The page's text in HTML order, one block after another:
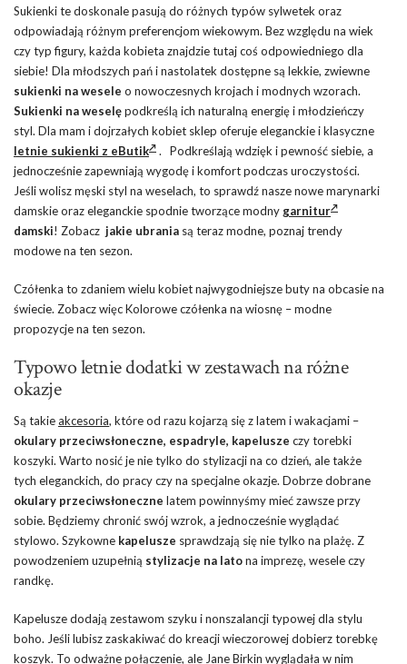
Sukienki te doskonale pasują do różnych typów sylwetek oraz
odpowiadają różnym preferencjom wiekowym. Bez względu na wiek
czy typ figury, każda kobieta znajdzie tutaj coś odpowiedniego dla
siebie! Dla młodszych pań i nastolatek dostępne są lekkie, zwiewne
sukienki na wesele o nowoczesnych krojach i modnych wzorach.
Sukienki na weselępodkreślą ich naturalną energię i młodzieńczy
styl. Dla mam i dojrzałych kobiet sklep oferuje eleganckie i klasyczne
letnie sukienki z eButik
.
Podkreślają wdzięk i pewność siebie, a
jednocześnie zapewniają wygodę i komfort podczas uroczystości.
Jeśli wolisz męski styl na weselach, to sprawdź nasze nowe marynarki
damskie oraz eleganckie spodnie tworzące modny garnitur
damski! Zobacz jakie ubrania są teraz modne, poznaj trendy
modowe na ten sezon.
Czółenka to zdaniem wielu kobiet najwygodniejsze buty na obcasie na
świecie. Zobacz więc Kolorowe czółenka na wiosnę – modne
propozycje na ten sezon.
Typowo letnie dodatki w zestawach na różne
okazje
Są takieakcesoria, które od razu kojarzą się z latem i wakacjami –
okulary przeciwsłoneczne, espadryle, kapelusze czy torebki
koszyki. Warto nosić je nie tylko do stylizacji na co dzień, ale także
tych eleganckich, do pracy czy na specjalne okazje. Dobrze dobrane
okulary przeciwsłoneczne latem powinnyśmy mieć zawsze przy
sobie. Będziemy chronić swój wzrok, a jednocześnie wyglądać
stylowo. Szykowne kapelusze sprawdzają się nie tylko na plażę. Z
powodzeniem uzupełnią stylizacje na latona imprezę, wesele czy
randkę.
Kapelusze dodają zestawom szyku i nonszalancji typowej dla stylu
boho. Jeśli lubisz zaskakiwać do kreacji wieczorowej dobierz torebkę
koszyk. To odważne połączenie, ale Jane Birkin wyglądała w nim